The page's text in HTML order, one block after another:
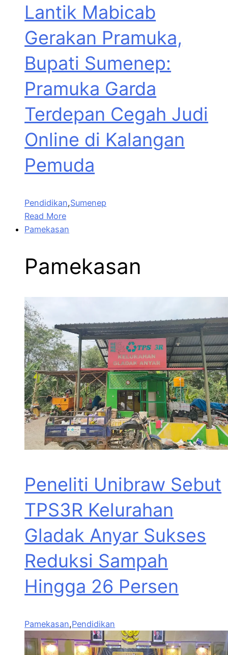
Lantik Mabicab
Gerakan Pramuka,
Bupati Sumenep:
Pramuka Garda
Terdepan Cegah Judi
Online di Kalangan
Pemuda
Pendidikan,Sumenep
Read More
Pamekasan
Pamekasan
Peneliti Unibraw Sebut
TPS3R Kelurahan
Gladak Anyar Sukses
Reduksi Sampah
Hingga 26 Persen
Pamekasan,Pendidikan